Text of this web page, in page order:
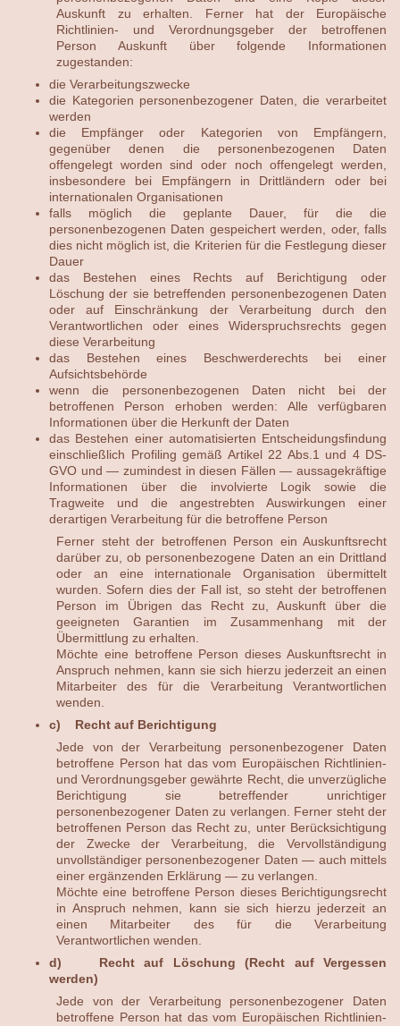
Auskunft zu erhalten. Ferner hat der Europäische
Richtlinien- und Verordnungsgeber der betroffenen
Person Auskunft über folgende Informationen
zugestanden:
die Verarbeitungszwecke
die Kategorien personenbezogener Daten, die verarbeitet
werden
die Empfänger oder Kategorien von Empfängern,
gegenüber denen die personenbezogenen Daten
offengelegt worden sind oder noch offengelegt werden,
insbesondere bei Empfängern in Drittländern oder bei
internationalen Organisationen
falls möglich die geplante Dauer, für die die
personenbezogenen Daten gespeichert werden, oder, falls
dies nicht möglich ist, die Kriterien für die Festlegung dieser
Dauer
das Bestehen eines Rechts auf Berichtigung oder
Löschung der sie betreffenden personenbezogenen Daten
oder auf Einschränkung der Verarbeitung durch den
Verantwortlichen oder eines Widerspruchsrechts gegen
diese Verarbeitung
das Bestehen eines Beschwerderechts bei einer
Aufsichtsbehörde
wenn die personenbezogenen Daten nicht bei der
betroffenen Person erhoben werden: Alle verfügbaren
Informationen über die Herkunft der Daten
das Bestehen einer automatisierten Entscheidungsfindung
einschließlich Profiling gemäß Artikel 22 Abs.1 und 4 DS-
GVO und — zumindest in diesen Fällen — aussagekräftige
Informationen über die involvierte Logik sowie die
Tragweite und die angestrebten Auswirkungen einer
derartigen Verarbeitung für die betroffene Person
Ferner steht der betroffenen Person ein Auskunftsrecht
darüber zu, ob personenbezogene Daten an ein Drittland
oder an eine internationale Organisation übermittelt
wurden. Sofern dies der Fall ist, so steht der betroffenen
Person im Übrigen das Recht zu, Auskunft über die
geeigneten Garantien im Zusammenhang mit der
Übermittlung zu erhalten.
Möchte eine betroffene Person dieses Auskunftsrecht in
Anspruch nehmen, kann sie sich hierzu jederzeit an einen
Mitarbeiter des für die Verarbeitung Verantwortlichen
wenden.
c) Recht auf Berichtigung
Jede von der Verarbeitung personenbezogener Daten
betroffene Person hat das vom Europäischen Richtlinien-
und Verordnungsgeber gewährte Recht, die unverzügliche
Berichtigung sie betreffender unrichtiger
personenbezogener Daten zu verlangen. Ferner steht der
betroffenen Person das Recht zu, unter Berücksichtigung
der Zwecke der Verarbeitung, die Vervollständigung
unvollständiger personenbezogener Daten — auch mittels
einer ergänzenden Erklärung — zu verlangen.
Möchte eine betroffene Person dieses Berichtigungsrecht
in Anspruch nehmen, kann sie sich hierzu jederzeit an
einen Mitarbeiter des für die Verarbeitung
Verantwortlichen wenden.
d) Recht auf Löschung (Recht auf Vergessen
werden)
Jede von der Verarbeitung personenbezogener Daten
betroffene Person hat das vom Europäischen Richtlinien-